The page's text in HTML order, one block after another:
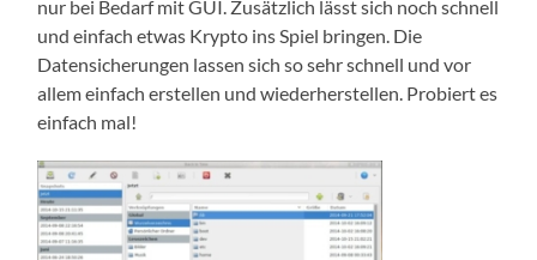
nur bei Bedarf mit GUI. Zusätzlich lässt sich noch schnell
und einfach etwas Krypto ins Spiel bringen. Die
Datensicherungen lassen sich so sehr schnell und vor
allem einfach erstellen und wiederherstellen. Probiert es
einfach mal!